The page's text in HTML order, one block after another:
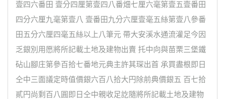
壹四六番田 壹分四厘第壹四八番畑七厘六毫第壹五壹番田
四分六厘九毫第壹八 壹番田九分六厘壹毫五絲第壹八參番
田五分六厘四毫五絲以上八筆元 帶大安溪水通流灌足今因
乏銀別用愿將所記載土地及建物出賣 托中向與苗栗三堡鐵
砧山腳庄第參百拾七番地元典主許其琛出首 承買盡根即日
仝中三面議定時值價銀六百八拾大円除前典價銀五 百七拾
貳円尚剩百八圓即日仝中親收足訖隨將所記載土地及建物